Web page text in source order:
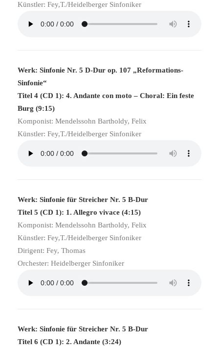
Künstler: Fey,T./Heidelberger Sinfoniker
Werk: Sinfonie Nr. 5 D-Dur op. 107 „Reformations-
Sinfonie“
Titel 4 (CD 1): 4. Andante con moto – Choral: Ein feste
Burg (9:15)
Komponist: Mendelssohn Bartholdy, Felix
Künstler: Fey,T./Heidelberger Sinfoniker
Werk: Sinfonie für Streicher Nr. 5 B-Dur
Titel 5 (CD 1): 1. Allegro vivace (4:15)
Komponist: Mendelssohn Bartholdy, Felix
Künstler: Fey,T./Heidelberger Sinfoniker
Dirigent: Fey, Thomas
Orchester: Heidelberger Sinfoniker
Werk: Sinfonie für Streicher Nr. 5 B-Dur
Titel 6 (CD 1): 2. Andante (3:24)